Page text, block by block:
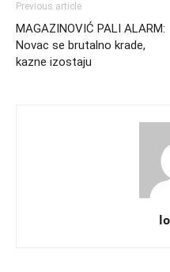
Previous article
MAGAZINOVIĆ PALI ALARM:
Novac se brutalno krade,
kazne izostaju